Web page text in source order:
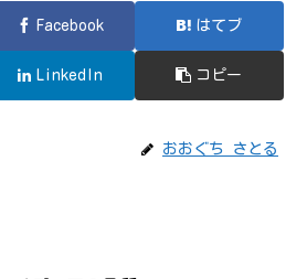
Facebook はてブ
LinkedIn コピー
おおぐち さとる